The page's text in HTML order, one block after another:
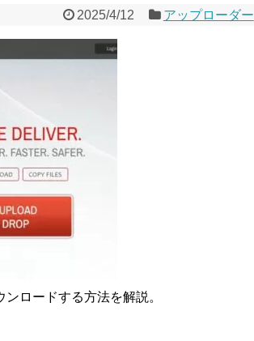
2025/4/12 アップローダー
ロードする方法を解説。